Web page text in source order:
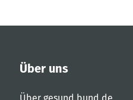
Über uns